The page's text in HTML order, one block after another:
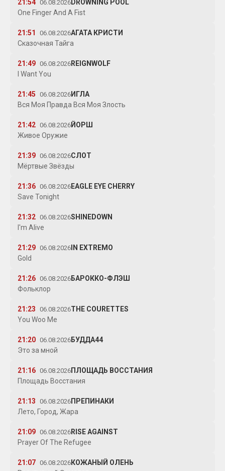
21:54 06.08.2026 DROWNING POOL
One Finger And A Fist
21:51 06.08.2026АГАТА КРИСТИ
Сказочная Тайга
21:49 06.08.2026 REIGNWOLF
I Want You
21:45 06.08.2026 ИГЛА
Вся Моя Правда Вся Моя Злость
21:42 06.08.2026 ЙОРШ
Живое Оружие
21:39 06.08.2026СЛОТ
Мёртвые Звёзды
21:36 06.08.2026 EAGLE EYE CHERRY
Save Tonight
21:32 06.08.2026SHINEDOWN
I'm Alive
21:29 06.08.2026 IN EXTREMO
Gold
21:26 06.08.2026 БАРОККО-ФЛЭШ
Фольклор
21:23 06.08.2026THE COURETTES
You Woo Me
21:20 06.08.2026 БУДДА44
Это за мной
21:16 06.08.2026 ПЛОЩАДЬ ВОССТАНИЯ
Площадь Восстания
21:13 06.08.2026 ПРЕПИНАКИ
Лето, Город, Жара
21:09 06.08.2026 RISE AGAINST
Prayer Of The Refugee
21:07 06.08.2026 КОЖАНЫЙ ОЛЕНЬ